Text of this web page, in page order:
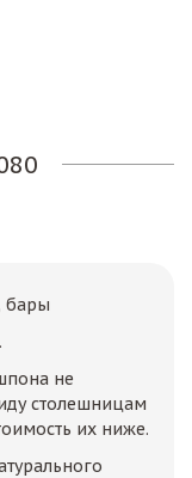
бары
не
столешницам
их ниже.